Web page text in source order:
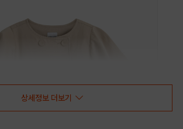
상세정보 더보기